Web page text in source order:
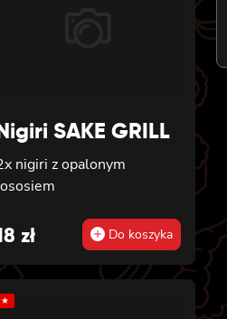
SAKE GRILL
nigiri z opalonym
zł Do koszyka
★